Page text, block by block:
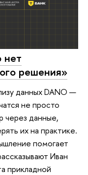
нет
решения»
данных DANO —
не просто
через данные,
их на практике.
помогает
Иван
прикладной